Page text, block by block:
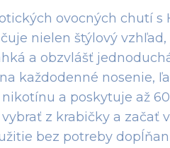
ovocných chutí s
nielen štýlový
a obzvlášť
každodenné nosenie,
a poskytuje až
z krabičky a začať
bez potreby